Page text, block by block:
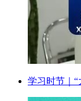
学习时节｜